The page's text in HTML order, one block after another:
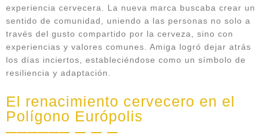
experiencia cervecera. La nueva marca buscaba crear un
sentido de comunidad, uniendo a las personas no solo a
través del gusto compartido por la cerveza, sino con
experiencias y valores comunes. Amiga logró dejar atrás
los días inciertos, estableciéndose como un símbolo de
resiliencia y adaptación.
El renacimiento cervecero en el
Polígono Európolis